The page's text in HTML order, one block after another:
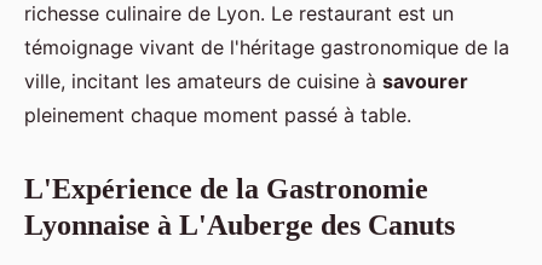
richesse culinaire de Lyon. Le restaurant est un
témoignage vivant de l'héritage gastronomique de la
ville, incitant les amateurs de cuisine à savourer
pleinement chaque moment passé à table.
L'Expérience de la Gastronomie
Lyonnaise à L'Auberge des Canuts